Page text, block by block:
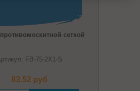
сеткой
FB-75-2X1-S
83.52 pуб